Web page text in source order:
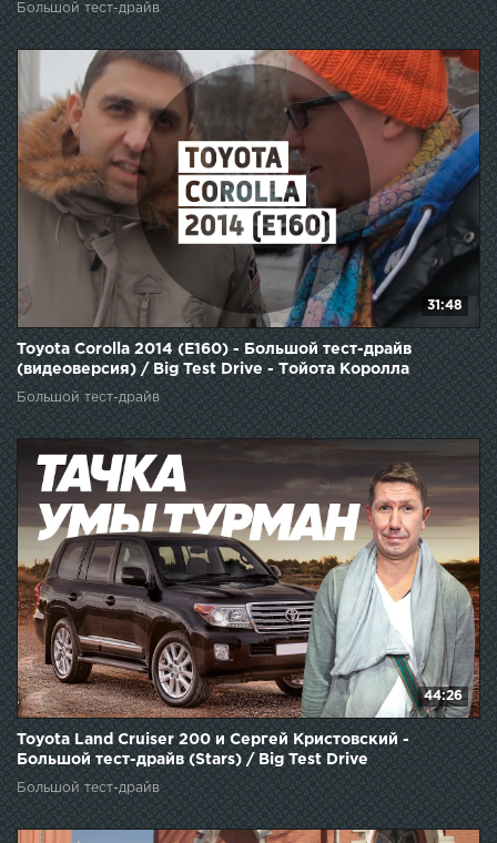
Большой тест-драйв
31:48
Toyota Corolla 2014 (E160) - Большой тест-драйв
(видеоверсия) / Big Test Drive - Тойота Королла
Большой тест-драйв
44:26
Toyota Land Cruiser 200 и Сергей Кристовский -
Большой тест-драйв (Stars) / Big Test Drive
Большой тест-драйв